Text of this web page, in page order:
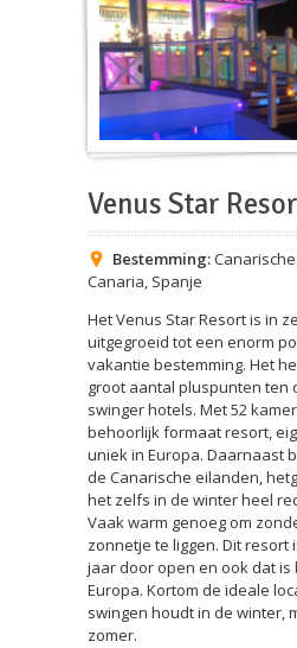
Venus Star
Bestemming:
Canaria, Spanje
Het Venus Star Resort is in
uitgegroeid tot een enorm
vakantie bestemming. Het
groot aantal pluspunten ten
swinger hotels. Met 52
behoorlijk formaat resort,
uniek in Europa. Daarnaast
de Canarische eilanden,
het zelfs in de winter heel
Vaak warm genoeg om
zonnetje te liggen. Dit resort
jaar door open en ook dat is
Europa. Kortom de ideale
swingen houdt in de winter,
zomer.